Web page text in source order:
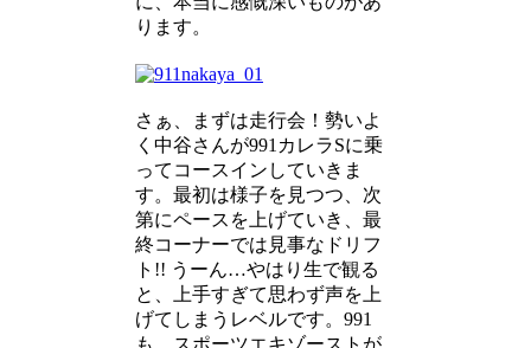
ります。
さぁ、まずは走行会！勢いよ
く中谷さんが991カレラSに乗
ってコースインしていきま
す。最初は様子を見つつ、次
第にペースを上げていき、最
終コーナーでは見事なドリフ
ト!! うーん…やはり生で観る
と、上手すぎて思わず声を上
げてしまうレベルです。991